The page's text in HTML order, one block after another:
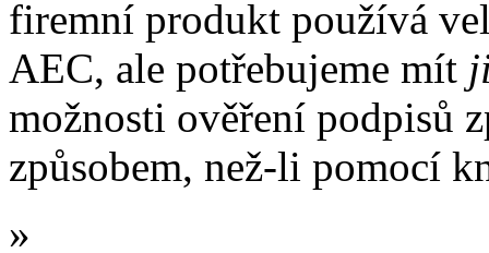
firemní produkt používá
AEC, ale potřebujeme mít
možnosti ověření podpisů
způsobem, než-li pomocí
»